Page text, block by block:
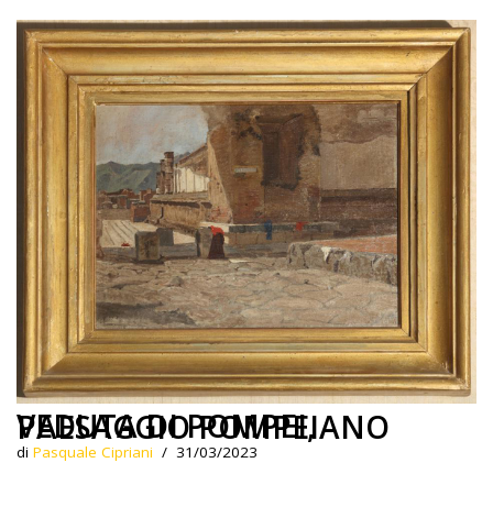
VEDUTA DI POMPEI, PAESAGGIO POMPEIANO
di Pasquale Cipriani 31/03/2023